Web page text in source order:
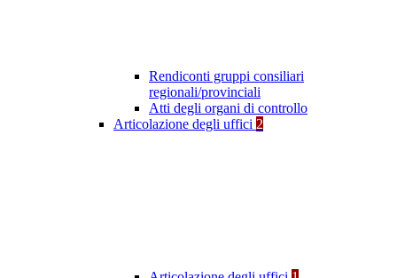
Rendiconti gruppi consiliari
regionali/provinciali
Atti degli organi di controllo
Articolazione degli uffici 2